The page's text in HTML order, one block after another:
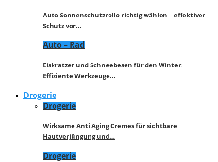
Auto Sonnenschutzrollo richtig wählen – effektiver
Schutz vor…
Auto – Rad
Eiskratzer und Schneebesen für den Winter:
Effiziente Werkzeuge…
Drogerie
Drogerie
Wirksame Anti Aging Cremes für sichtbare
Hautverjüngung und…
Drogerie